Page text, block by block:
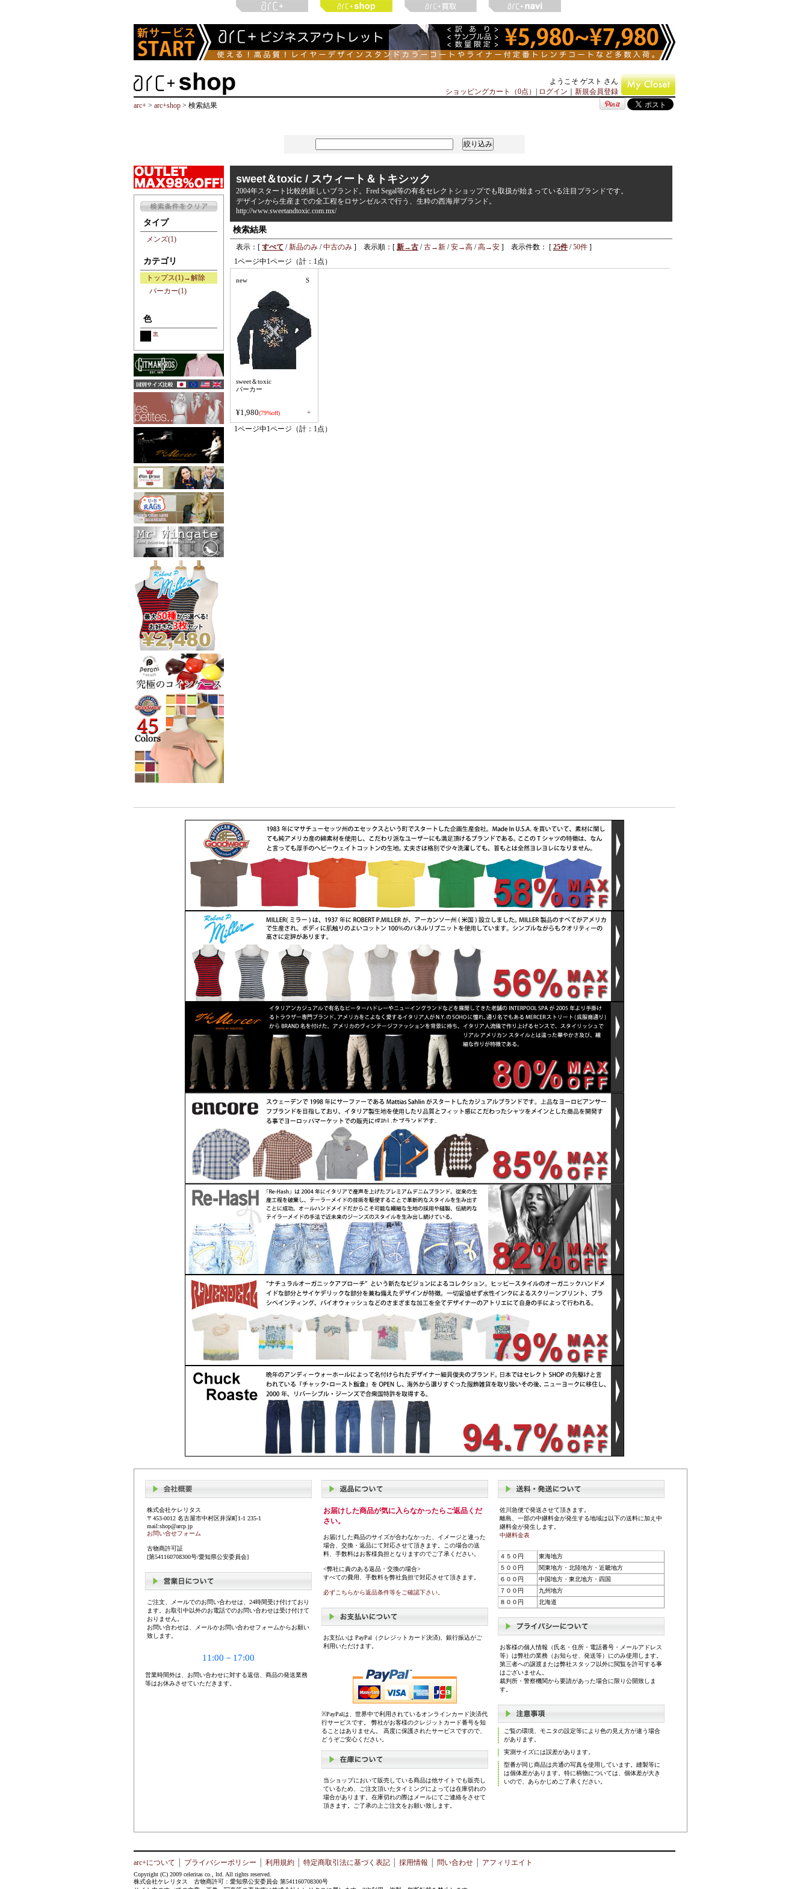
ようこそ ゲスト さん
ショッピングカート（0点）
ログイン
新規会員登録
arc+ > arc+shop > 検索結果
タイプ
メンズ(1)
カテゴリ
トップス(1)→解除
パーカー(1)
色
黒
sweet＆toxic / スウィート＆トキシック
2004年スタート比較的新しいブランド。Fred Segal等の有名セレクトショップでも取扱が始まっている注目ブランドです。
デザインから生産までの全工程をロサンゼルスで行う、生粋の西海岸ブランド。
http://www.sweetandtoxic.com.mx/
検索結果
表示：[ すべて /新品のみ /中古のみ ] 表示順：[ 新→古 /古→新 /安→高 /高→安 ] 表示件数： [ 25件 /50件 ]
1ページ中1ページ（計：1点）
new S
sweet＆toxic
パーカー
¥1,980(79%off) +
1ページ中1ページ（計：1点）
株式会社ケレリタス
〒453-0012 名古屋市中村区井深町1-1 235-1
mail:shop@arcp.jp
お問い合せフォーム
古物商許可証
[第541160708300号/愛知県公安委員会]
ご注文、メールでのお問い合わせは、24時間受け付けており
ます。お取引中以外のお電話でのお問い合わせは受け付けて
おりません。
お問い合わせは、メールかお問い合わせフォームからお願い
致します。
11:00－17:00
営業時間外は、お問い合わせに対する返信、商品の発送業務
等はお休みさせていただきます。
お届けした商品が気に入らなかったらご返品くだ
さい。
お届けした商品のサイズが合わなかった、イメージと違った
場合、交換・返品にて対応させて頂きます。この場合の送
料、手数料はお客様負担となりますのでご了承ください。
<弊社に責のある返品・交換の場合>
すべての費用、手数料を弊社負担で対応させて頂きます。
必ずこちらから返品条件等をご確認下さい。
お支払いは PayPal（クレジットカード決済)、銀行振込がご
利用いただけます。
※PayPalは、世界中で利用されているオンラインカード決済代
行サービスです。 弊社がお客様のクレジットカード番号を知
ることはありません。 高度に保護されたサービスですので、
どうぞご安心ください。
当ショップにおいて販売している商品は他サイトでも販売し
ているため、ご注文頂いたタイミングによっては在庫切れの
場合があります。在庫切れの際はメールにてご連絡をさせて
頂きます。ご了承の上ご注文をお願い致します。
佐川急便で発送させて頂きます。
離島、一部の中継料金が発生する地域は以下の送料に加え中
継料金が発生します。
中継料金表
４５０円
東海地方
５００円
関東地方・北陸地方・近畿地方
６００円
中国地方・東北地方・四国
７００円
九州地方
８００円
北海道
お客様の個人情報（氏名・住所・電話番号・メールアドレス
等）は弊社の業務（お知らせ、発送等）にのみ使用します。
第三者への譲渡または弊社スタッフ以外に閲覧を許可する事
はございません。
裁判所・警察機関から要請があった場合に限り公開致しま
す。
ご覧の環境、モニタの設定等により色の見え方が違う場合
があります。
実測サイズには誤差があります。
型番が同じ商品は共通の写真を使用しています。縫製等に
は個体差があります。特に柄物については、個体差が大き
いので、あらかじめご了承ください。
arc+について プライバシーポリシー 利用規約 特定商取引法に基づく表記 採用情報 問い合わせ アフィリエイト
Copyright (C) 2009 celeritas co., ltd. All rights reserved.
株式会社ケレリタス 古物商許可：愛知県公安委員会 第541160708300号